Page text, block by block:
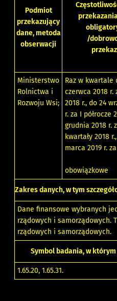
Podmiot
przekazujący
dane, metoda
obserwacji
/
Ministerstwo
Rolnictwa i
Rozwoju Wsi;
Raz w kwartale
czerwca 2018 r.
2018 r., do 24
r. za I półrocze
grudnia 2018 r.
kwartały 2018
marca 2019 r.
obowiązkowe
Zakres danych, w tym
Dane finansowe wybranych
rządowych i samorządowych.
rządowych i samorządowych.
Symbol badania, w
1.65.20,1.65.31.